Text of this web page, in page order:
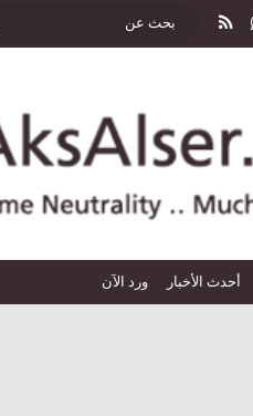
واتسابملخص الموقع RSS
أحدث الأخبار ورد الآن